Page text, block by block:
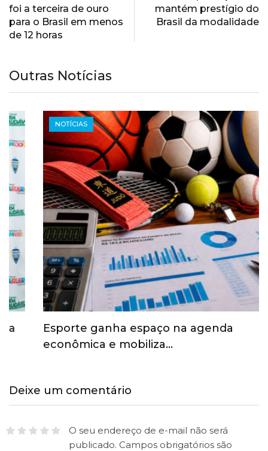
foi a terceira de ouro
para o Brasil em menos
de 12 horas
mantém prestígio do
Brasil da modalidade
Outras Notícias
NOTÍCIAS
Esporte ganha espaço na agenda
econômica e mobiliza…
Deixe um comentário
O seu endereço de e-mail não será
publicado. Campos obrigatórios são